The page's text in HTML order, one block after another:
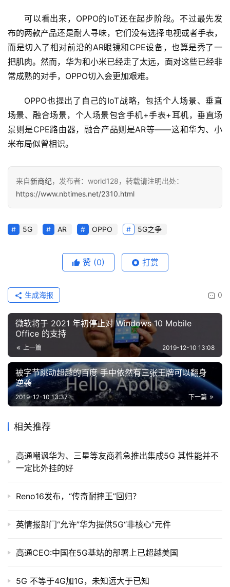
栏
专
题
可以看出来，OPPO的IoT还在起步阶段。不过最先发
布的两款产品还是耐人寻味，它们没有选择电视或者手表，
而是切入了相对前沿的AR眼镜和CPE设备，也算是秀了一
把肌肉。然而，华为和小米已经走了太远，面对这些已经非
常成熟的对手，OPPO切入会更加艰难。
OPPO也提出了自己的IoT战略，包括个人场景、垂直
场景、融合场景，个人场景包含手机+手表+耳机，垂直场
景则是CPE路由器，融合产品则是AR等——这和华为、小
米布局似曾相识。
来自新商纪，发布者：world128，转载请注明出处：
https://www.nbtimes.net/2310.html
5G AR OPPO 5G之争
赞 (0) 打赏
0
生成海报
微软将于 2021 年初停止对 Windows 10 Mobile
Office 的支持
上一篇 2019-12-10 13:08
被字节跳动超越的百度 手中依然有三张王牌可以翻身
逆袭
下一篇
2019-12-10 13:37
相关推荐
高通嘲讽华为、三星等友商着急推出集成5G 其性能并不
一定比外挂的好
Reno16发布，“传奇耐摔王”回归？
英情报部门“允许”华为提供5G“非核心”元件
高通CEO:中国在5G基站的部署上已超越美国
5G 不等于4G加1G，未知远大于已知